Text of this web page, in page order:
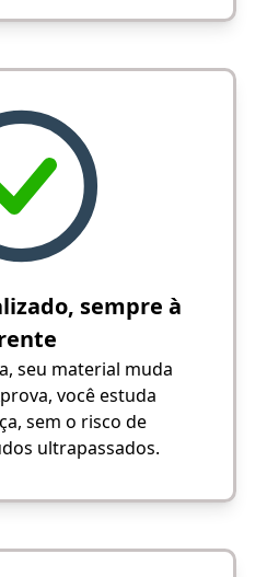
sempre à
seu material muda
você estuda
sem o risco de
ultrapassados.